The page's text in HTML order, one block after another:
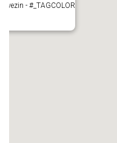
- #_TAGCOLOR